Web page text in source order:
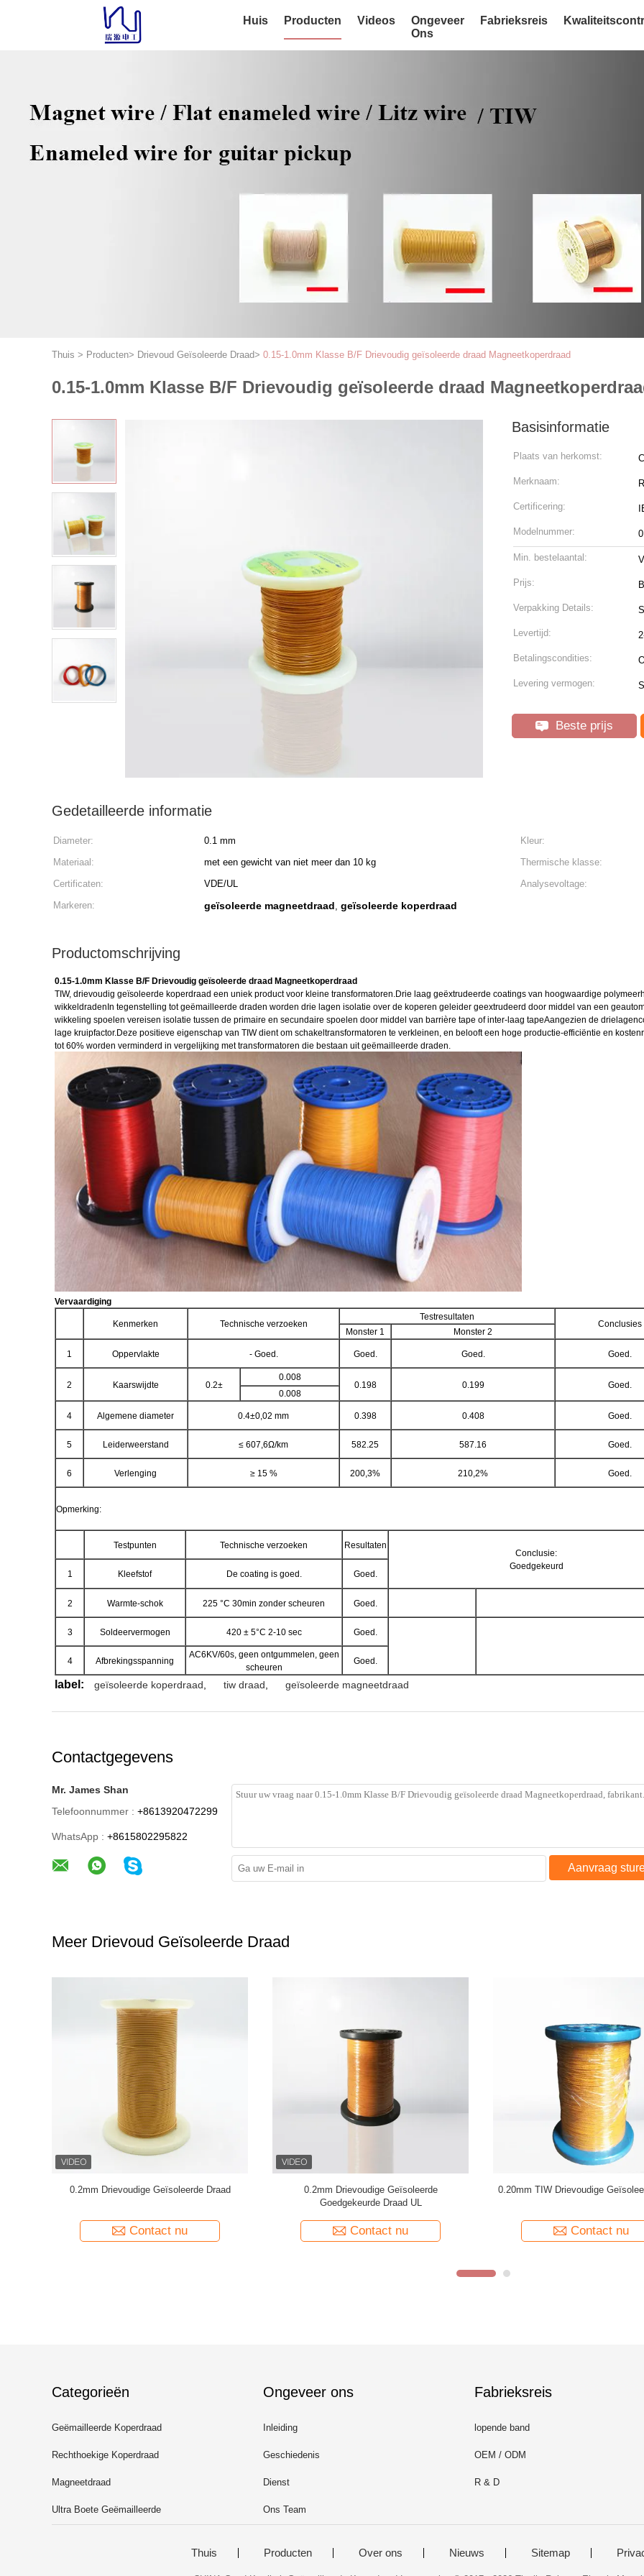
Huis Producten Videos
Ongeveer
Ons
Fabrieksreis
Thuis > Producten> Drievoud Geïsoleerde Draad> 0.15-1.0mm Klasse B/F Drievoudig geïsoleerde draad Magneetkoperdraad
0.15-1.0mm Klasse B/F Drievoudig geïsoleerde draad
Basisinformatie
Plaats van herkomst:
Merknaam:
Certificering:
Modelnummer:
Min. bestelaantal:
Prijs:
Verpakking Details:
Levertijd:
Betalingscondities:
Levering vermogen:
Beste prijs
Gedetailleerde informatie
Diameter: 0.1 mm
Kleur:
Materiaal:
met een gewicht van niet meer dan 10 kg
Thermische klasse:
Certificaten:
VDE/UL
Analysevoltage:
Markeren:
geïsoleerde magneetdraad, geïsoleerde koperdraad
Productomschrijving
0.15-1.0mm Klasse B/F Drievoudig geïsoleerde draad Magneetkoperdraad
TIW, drievoudig geïsoleerde koperdraad een uniek product voor kleine transformatoren.Drie laag geëxtrudeerde coatings van hoogwaardige
wikkeldradenIn tegenstelling tot geëmailleerde draden worden drie lagen isolatie over de koperen geleider geextrudeerd door middel van een
wikkeling spoelen vereisen isolatie tussen de primaire en secundaire spoelen door middel van barrière tape of inter-laag tapeAangezien de
lage kruipfactor.Deze positieve eigenschap van TIW dient om schakeltransformatoren te verkleinen, en belooft een hoge productie-efficiëntie en
tot 60% worden verminderd in vergelijking met transformatoren die bestaan uit geëmailleerde draden.
Vervaardiging
Kenmerken Technische verzoeken
Testresultaten
Conclusies
Monster 1 Monster 2
1 Oppervlakte - Goed. Goed. Goed. Goed.
2 Kaarswijdte 0.2±
0.008
0.198 0.199
Goed.
0.008
4 Algemene diameter 0.4±0,02 mm 0.398 0.408 Goed.
5 Leiderweerstand ≤ 607,6Ω/km 582.25 587.16 Goed.
6 Verlenging ≥ 15 % 200,3% 210,2% Goed.
Opmerking:
Testpunten Technische verzoeken Resultaten
Conclusie:
Goedgekeurd
1 Kleefstof De coating is goed. Goed.
2 Warmte-schok 225 °C 30min zonder scheuren Goed.
3 Soldeervermogen 420 ± 5°C 2-10 sec Goed.
4 Afbrekingsspanning
AC6KV/60s, geen ontgummelen, geen
scheuren
Goed.
label: geïsoleerde koperdraad tiw draad geïsoleerde magneetdraad
Contactgegevens
Mr. James Shan
Telefoonnummer : +8613920472299
WhatsApp : +8615802295822
Aanvraag
Meer Drievoud Geïsoleerde Draad
UL-gecertificeerde professionele gestrande
Contact nu
TIW-B/F drievoudige geïsoleerde draad 0,15
mm geïsoleerde TIW-draad voor transformator
Contact nu
Transformator met TIW-B
Contact nu
Categorieën
Geëmailleerde Koperdraad
Rechthoekige Koperdraad
Magneetdraad
Ultra Boete Geëmailleerde
Ongeveer ons
Inleiding
Geschiedenis
Dienst
Ons Team
Fabrieksreis
lopende band
OEM / ODM
R & D
Thuis Producten Over ons Nieuws Sitemap